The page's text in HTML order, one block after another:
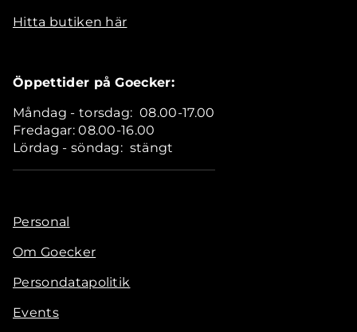
Hitta butiken här
Öppettider på Goecker:
Måndag - torsdag: 08.00-17.00
Fredagar: 08.00-16.00
Lördag - söndag: stängt
Personal
Om Goecker
Persondatapolitik
Events